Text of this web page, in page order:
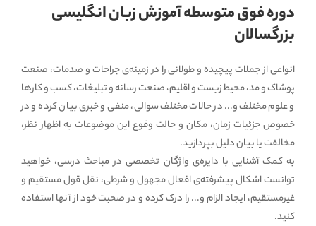
دوره فوق متوسطه آموزش زبان انگلیسی
بزرگسالان
انواعی از جملات پیچیده و طولانی را در زمینه‌ی جراحات و صدمات، صنعت
پوشاک و مد، محیط زیست و اقلیم، صنعت رسانه و تبلیغات، کسب و کارها
و علوم مختلف و... در حالات مختلف سوالی، منفی و خبری بیان کرده و در
خصوص جزئیات زمان، مکان و حالت وقوع این موضوعات به اظهار نظر،
مخالفت یا بیان دلیل بپردازید.
به کمک آشنایی با دایره‌ی واژگان تخصصی در مباحث درسی، خواهید
توانست اشکال پیشرفته‌ی افعال مجهول و شرطی، نقل قول مستقیم و
غیرمستقیم، ایجاد الزام و... را درک کرده و در صحبت خود از آنها استفاده
کنید.